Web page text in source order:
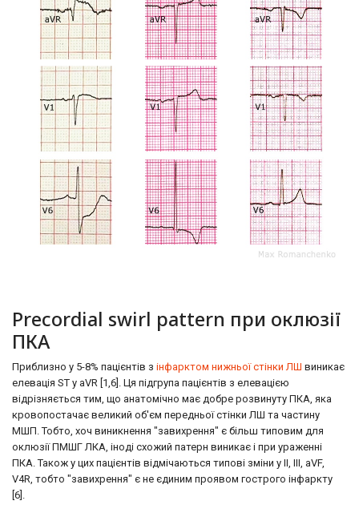
Precordial swirl pattern при оклюзії
ПКА
Приблизно у 5-8% пацієнтів з інфарктом нижньої стінки ЛШ виникає
елевація ST у aVR [1,6]. Ця підгрупа пацієнтів з елевацією
відрізняється тим, що анатомічно має добре розвинуту ПКА, яка
кровопостачає великий об'єм передньої стінки ЛШ та частину
МШП. Тобто, хоч виникнення "завихрення" є більш типовим для
оклюзії ПМШГ ЛКА, іноді схожий патерн виникає і при ураженні
ПКА. Також у цих пацієнтів відмічаються типові зміни у II, III, aVF,
V4R, тобто "завихрення" є не єдиним проявом гострого інфаркту
[6].